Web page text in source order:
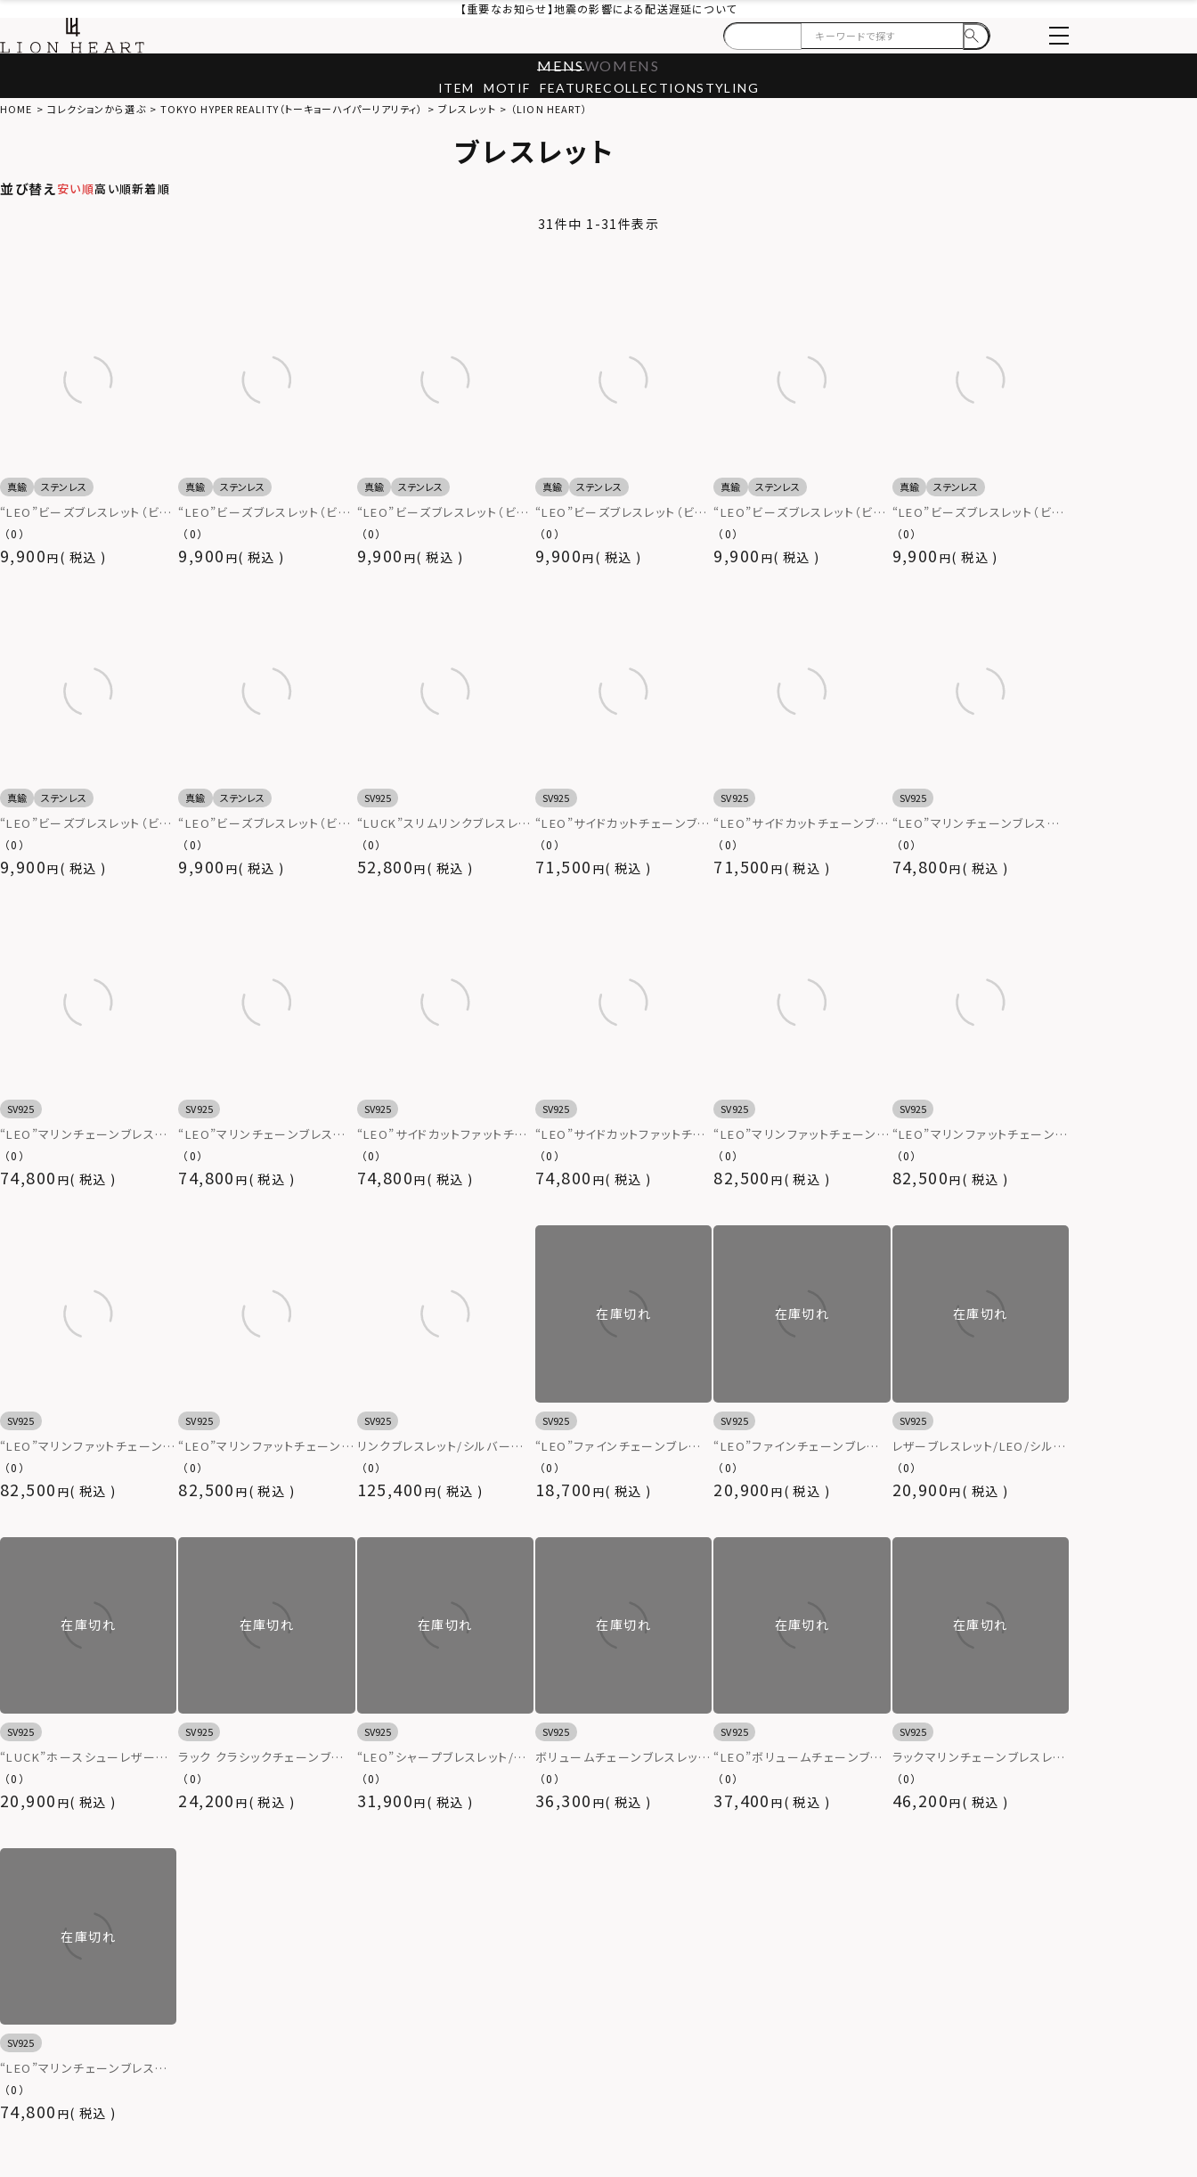
【重要なお知らせ】地震の影響による配送遅延について
MENSWOMENS
ITEM MOTIF FEATURECOLLECTIONSTYLING
HOME コレクションから選ぶ TOKYO HYPER REALITY（トーキョーハイパーリアリティ） ブレスレット （LION HEART）
ブレスレット
並び替え安い順高い順新着順
31件中 1 -31件表示
真鍮 ステンレス
“LEO”ビーズブレスレット（ビー
ズ用ゴムタイプ/グリーン×レッ
9,900 税込
（0）
真鍮 ステンレス
“LEO”ビーズブレスレット（ビー
ズ用ゴムタイプ/ホワイト×レッ
9,900 税込
（0）
真鍮 ステンレス
“LEO”ビーズブレスレット（ビー
ズ用ゴムタイプ/ホワイト×グリ
9,900 税込
（0）
真鍮 ステンレス
“LEO”ビーズブレスレット（ビー
ズ用ゴムタイプ/ホワイト×ブル
9,900 税込
（0）
真鍮 ステンレス
“LEO”ビーズブレスレット（ビー
ズ用ゴムタイプ/ブルー×レッド）
9,900 税込
（0）
真鍮 ステンレス
“LEO”ビーズブレスレット（ビー
ズ用ゴムタイプ/ブルー）
9,900 税込
（0）
真鍮 ステンレス
“LEO”ビーズブレスレット（ビー
ズ用ゴムタイプ/ブラック）
9,900 税込
（0）
真鍮 ステンレス
“LEO”ビーズブレスレット（ビー
ズ用ゴムタイプ/マルチ）
9,900 税込
（0）
SV925
“LUCK”スリムリンクブレスレッ
ト/シルバー925
52,800 税込
（0）
SV925
“LEO”サイドカットチェーンブレ
スレット（マンテル/いぶし仕上
71,500 税込
（0）
SV925
“LEO”サイドカットチェーンブレ
スレット（マンテル/いぶし無し）/
71,500 税込
（0）
SV925
“LEO”マリンチェーンブレスレッ
ト（クリップ/いぶし仕上げ）/シ
74,800 税込
（0）
SV925
“LEO”マリンチェーンブレスレッ
ト（クリップ/いぶし無し）/シルバ
74,800 税込
（0）
SV925
“LEO”マリンチェーンブレスレッ
ト（マンテル/いぶし無し）/シル
74,800 税込
（0）
SV925
“LEO”サイドカットファットチェ
ーンブレスレット（マンテル/いぶ
74,800 税込
（0）
SV925
“LEO”サイドカットファットチェ
ーンブレスレット（マンテル/いぶ
74,800 税込
（0）
SV925
“LEO”マリンファットチェーンブ
レスレット（クリップ/いぶし仕上
82,500 税込
（0）
SV925
“LEO”マリンファットチェーンブ
レスレット（クリップ/いぶし無
82,500 税込
（0）
SV925
“LEO”マリンファットチェーンブ
レスレット（マンテル/いぶし仕上
82,500 税込
（0）
SV925
“LEO”マリンファットチェーンブ
レスレット（マンテル/いぶし無
82,500 税込
（0）
SV925
リンクブレスレット/シルバー
925
125,400 税込
（0）
在庫切れ
SV925
“LEO”ファインチェーンブレスレ
ット（クリップ/LEO）/シルバー
18,700 税込
（0）
在庫切れ
SV925
“LEO”ファインチェーンブレスレ
ット（マンテル/LEO）/シルバー
20,900 税込
（0）
在庫切れ
SV925
レザーブレスレット/LEO/シルバ
ー925
20,900 税込
（0）
在庫切れ
SV925
“LUCK”ホースシューレザーブ
レスレット/シルバー925＆レザ
20,900 税込
（0）
在庫切れ
SV925
ラック クラシックチェーンブレス
レット/シルバー925
24,200 税込
（0）
在庫切れ
SV925
“LEO”シャープブレスレット/シ
ルバー925
31,900 税込
（0）
在庫切れ
SV925
ボリュームチェーンブレスレッ
ト/LEO/シルバー925
36,300 税込
（0）
在庫切れ
SV925
“LEO”ボリュームチェーンブレ
スレット（マンテル/LEO）/シル
37,400 税込
（0）
在庫切れ
SV925
ラックマリンチェーンブレスレッ
ト/シルバー925
46,200 税込
（0）
在庫切れ
SV925
“LEO”マリンチェーンブレスレッ
ト（マンテル/いぶし仕上げ）/シ
74,800 税込
（0）